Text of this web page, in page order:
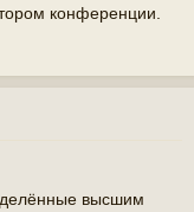
конференции.
высшим